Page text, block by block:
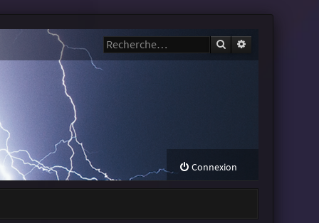
Rechercher
Connexion